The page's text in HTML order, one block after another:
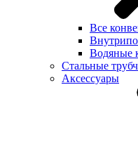
Все
Водяные
Стальные
Аксессуары